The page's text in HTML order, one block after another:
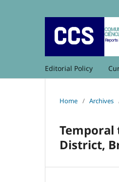
Editorial Policy
Home / Archives
Temporal
District,